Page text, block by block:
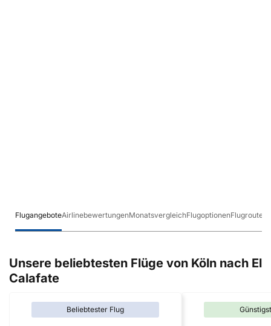
FlugangeboteAirlinebewertungenMonatsvergleichFlugoptionenFlugrouten
Unsere beliebtesten Flüge von Köln nach El
Calafate
Beliebtester Flug